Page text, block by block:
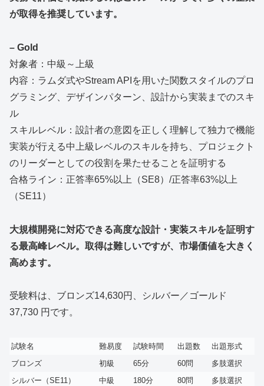
が取得を推奨しています。
– Gold
対象者：中級～上級
内容：ラムダ式やStream APIを用いた関数スタイルのプロ
グラミング、デザインパターン、設計から実装までのスキ
ル
スキルレベル：設計者の意図を正しく理解して独力で機能
実装が行える中上級レベルのスキルを持ち、プロジェクト
のリーダーとしての役割を果たせることを証明する
合格ライン：正答率65%以上（SE8）/正答率63%以上
（SE11）
大規模開発に対応できる高度な設計・実装スキルを証明す
る最高峰レベル。取得は難しいですが、市場価値を大きく
高めます。
受験料は、ブロンズ14,630円、シルバー／ゴールド
37,730 円です。
試験名 難易度 試験時間 出題数
出題形式
ブロンズ
初級 65分 60問
多肢選択
シルバー（SE11）
中級 180分 80問
多肢選択